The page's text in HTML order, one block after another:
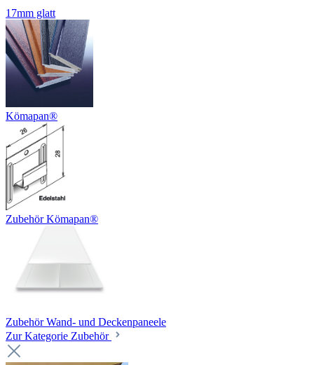
17mm glatt
Kömapan®
Zubehör Kömapan®
Zubehör Wand- und Deckenpaneele
Zur Kategorie Zubehör